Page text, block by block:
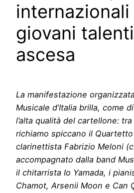
internazionali
giovani
ascesa
La manifestazione
Musicale d’Italia brilla, come
l’alta qualità del cartellone:
richiamo spiccano il
clarinettista Fabrizio Meloni
accompagnato dalla band
il chitarrista Io Yamada, i
Chamot, Arsenii Moon e Can